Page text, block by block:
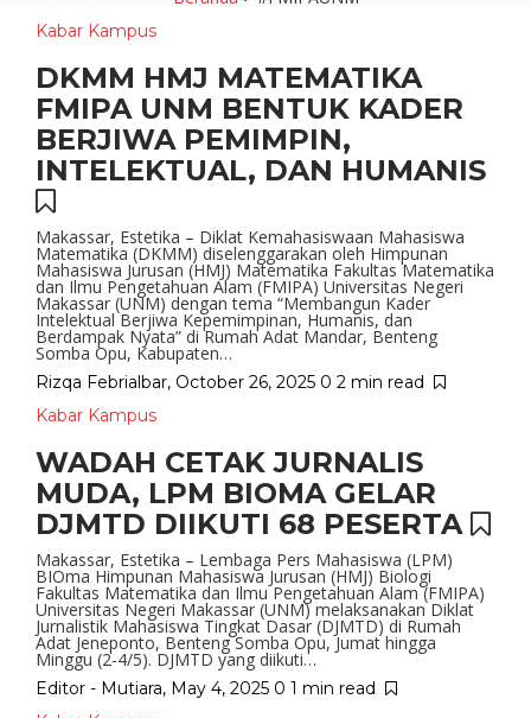
Kabar Kampus
DKMM HMJ MATEMATIKA
FMIPA UNM BENTUK KADER
BERJIWA PEMIMPIN,
INTELEKTUAL, DAN HUMANIS
Makassar, Estetika – Diklat Kemahasiswaan Mahasiswa
Matematika (DKMM) diselenggarakan oleh Himpunan
Mahasiswa Jurusan (HMJ) Matematika Fakultas Matematika
dan Ilmu Pengetahuan Alam (FMIPA) Universitas Negeri
Makassar (UNM) dengan tema “Membangun Kader
Intelektual Berjiwa Kepemimpinan, Humanis, dan
Berdampak Nyata” di Rumah Adat Mandar, Benteng
Somba Opu, Kabupaten…
Rizqa Febrialbar, October 26, 2025 0 2 min read
Kabar Kampus
WADAH CETAK JURNALIS
MUDA, LPM BIOMA GELAR
DJMTD DIIKUTI 68 PESERTA
Makassar, Estetika – Lembaga Pers Mahasiswa (LPM)
BIOma Himpunan Mahasiswa Jurusan (HMJ) Biologi
Fakultas Matematika dan Ilmu Pengetahuan Alam (FMIPA)
Universitas Negeri Makassar (UNM) melaksanakan Diklat
Jurnalistik Mahasiswa Tingkat Dasar (DJMTD) di Rumah
Adat Jeneponto, Benteng Somba Opu, Jumat hingga
Minggu (2-4/5). DJMTD yang diikuti…
Editor - Mutiara, May 4, 2025 0 1 min read